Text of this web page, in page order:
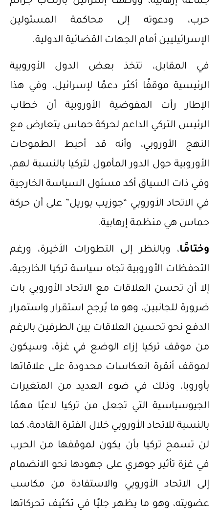
حرب، ودعوته إلى محاكمة المسئولين
الإسرائيليين أمام الجهات القضائية الدولية.
في المقابل، تتخذ بعض الدول الأوروبية
الرئيسية موقفًا أكثر دعمًا لإسرائيل، وفي هذا
الإطار رأت المفوضية الأوروبية أن خطاب
الرئيس التركي الداعم لحركة حماس يتعارض مع
النهج الأوروبي، وأنه قد أحبط الطموحات
الأوروبية حول الدور المأمول لتركيا بالنسبة لهم،
وفي ذات السياق أكد مسئول السياسة الخارجية
في الاتحاد الأوروبي “جوزيب بوريل” على أن حركة
حماس هي منظمة إرهابية.
وختامًا، وبالنظر إلى التطورات الأخيرة، ورغم
التحفظات الأوروبية تجاه سياسة تركيا الخارجية،
إلا أن تحسن العلاقات مع الاتحاد الأوروبي بات
ضرورة للجانبين، وهو ما يُرجح استقرار واستمرار
الدفع نحو تحسين العلاقات بين الطرفين بالرغم
من موقف تركيا إزاء الوضع في غزة، وسيكون
لموقف أنقرة انعكاسات محدودة على علاقاتها
بأوروبا، وذلك في ضوء العديد من المتغيرات
الجيوسياسية التي تجعل من تركيا لاعبًا مهمًا
بالنسبة للاتحاد الأوروبي خلال الفترة القادمة، كما
لن تسمح تركيا بأن يكون لموقفها من الحرب
في غزة تأثير جوهري على جهودها نحو الانضمام
إلى الاتحاد الأوروبي والاستفادة من مكاسب
عضويته، وهو ما يظهر جليًا في تكثيف تحركاتها